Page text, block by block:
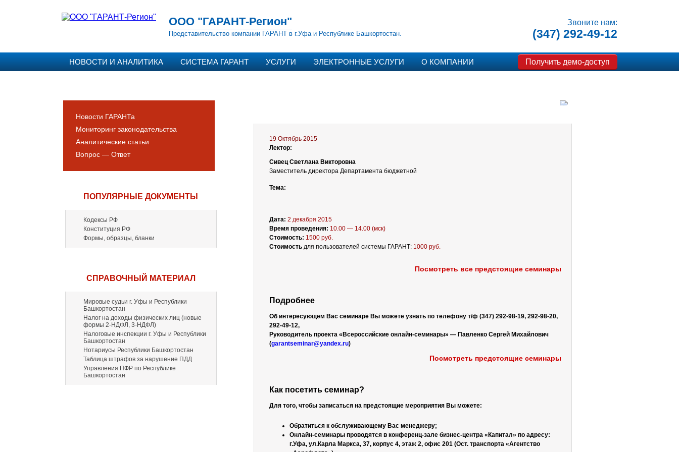
ООО "ГАРАНТ-Регион"
Представительство компании ГАРАНТ в г.Уфа и Республике Башкортостан.
Звоните нам:
(347) 292-49-12
НОВОСТИ И АНАЛИТИКА СИСТЕМА ГАРАНТ УСЛУГИ ЭЛЕКТРОННЫЕ УСЛУГИ О КОМПАНИИ Получить демо-доступ
Новости ГАРАНТа
Мониторинг законодательства
Аналитические статьи
Вопрос — Ответ
ПОПУЛЯРНЫЕ ДОКУМЕНТЫ
Кодексы РФ
Конституция РФ
Формы, образцы, бланки
СПРАВОЧНЫЙ МАТЕРИАЛ
Мировые судьи г. Уфы и Республики
Башкортостан
Налог на доходы физических лиц (новые
формы 2-НДФЛ, 3-НДФЛ)
Налоговые инспекции г. Уфы и Республики
Башкортостан
Нотариусы Республики Башкортостан
Таблица штрафов за нарушение ПДД
Управления ПФР по Республике
Башкортостан
19 Октябрь 2015
Лектор:
Сивец Светлана Викторовна
Заместитель директора Департамента бюджетной
Тема:
Дата: 2 декабря 2015
Время проведения: 10.00 — 14.00 (мск)
Стоимость: 1500 руб.
Стоимость для пользователей системы ГАРАНТ: 1000 руб.
Посмотреть все предстоящие семинары
Подробнее
Об интересующем Вас семинаре Вы можете узнать по телефону т/ф (347) 292-98-19, 292-98-20,
292-49-12,
Руководитель проекта «Всероссийские онлайн-семинары» — Павленко Сергей Михайлович
(garantseminar@yandex.ru)
Посмотреть предстоящие семинары
Как посетить семинар?
Для того, чтобы записаться на предстоящие мероприятия Вы можете:
Обратиться к обслуживающему Вас менеджеру;
Онлайн-семинары проводятся в конференц-зале бизнес-центра «Капитал» по адресу:
г.Уфа, ул.Карла Маркса, 37, корпус 4, этаж 2, офис 201 (Ост. транспорта «Агентство